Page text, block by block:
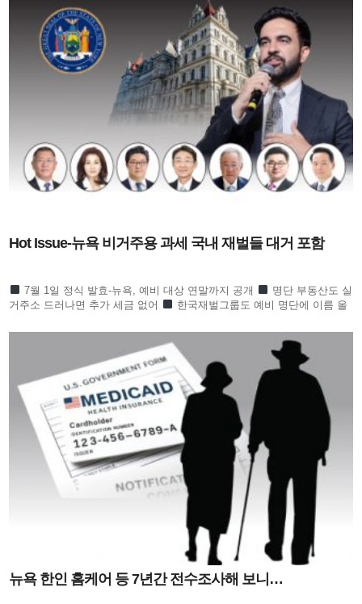
Hot Issue-뉴욕 비거주용 과세 국내 재벌들 대거 포함
7월 1일 정식 발효-뉴욕, 예비 대상 연말까지 공개
명단 부동산도 실
거주소 드러나면 추가 세금 없어
한국재벌그룹도 예비 명단에 이름 올
뉴욕 한인 홈케어 등 7년간 전수조사해 보니…